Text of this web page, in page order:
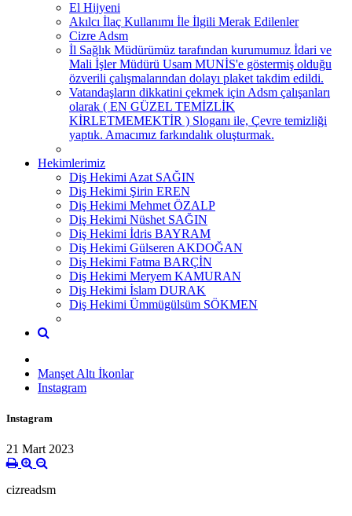
El Hijyeni
Akılcı İlaç Kullanımı İle İlgili Merak Edilenler
Cizre Adsm
İl Sağlık Müdürümüz tarafından kurumumuz İdari ve
Mali İşler Müdürü Usam MUNİS'e göstermiş olduğu
özverili çalışmalarından dolayı plaket takdim edildi.
Vatandaşların dikkatini çekmek için Adsm çalışanları
olarak ( EN GÜZEL TEMİZLİK
KİRLETMEMEKTİR ) Sloganı ile, Çevre temizliği
yaptık. Amacımız farkındalık oluşturmak.
Hekimlerimiz
Diş Hekimi Azat SAĞIN
Diş Hekimi Şirin EREN
Diş Hekimi Mehmet ÖZALP
Diş Hekimi Nüshet SAĞIN
Diş Hekimi İdris BAYRAM
Diş Hekimi Gülseren AKDOĞAN
Diş Hekimi Fatma BARÇİN
Diş Hekimi Meryem KAMURAN
Diş Hekimi İslam DURAK
Diş Hekimi Ümmügülsüm SÖKMEN
Manşet Altı İkonlar
Instagram
Instagram
21 Mart 2023
cizreadsm